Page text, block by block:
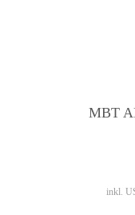
MBT
inkl.